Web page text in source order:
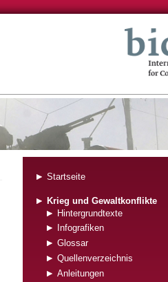
Startseite
Krieg und Gewaltkonflikte
Hintergrundtexte
Infografiken
Glossar
Quellenverzeichnis
Anleitungen